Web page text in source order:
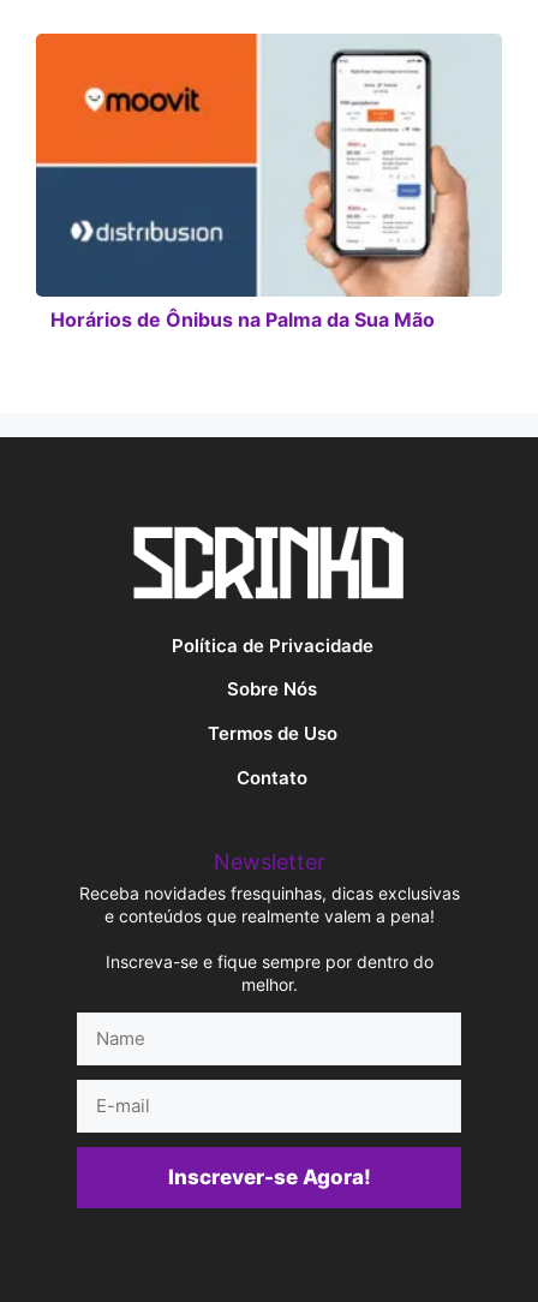
Horários de Ônibus na Palma da Sua Mão
Política de Privacidade
Sobre Nós
Termos de Uso
Contato
Newsletter
Receba novidades fresquinhas, dicas exclusivas
e conteúdos que realmente valem a pena!
Inscreva-se e fique sempre por dentro do
melhor.
mail
Inscrever-se Agora!